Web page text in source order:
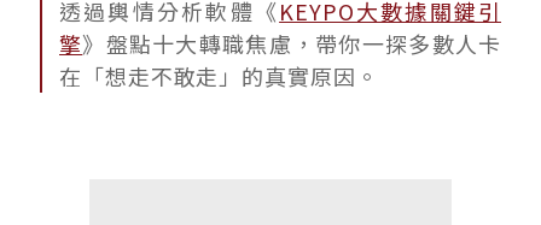
透過輿情分析軟體《KEYPO大數據關鍵引
擎》盤點十大轉職焦慮，帶你一探多數人卡
在「想走不敢走」的真實原因。